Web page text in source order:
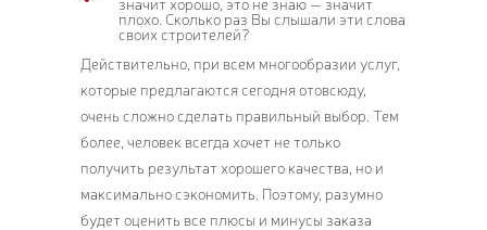
плохо. Сколько раз Вы слышали эти слова
своих строителей?
Действительно, при всем многообразии услуг,
которые предлагаются сегодня отовсюду,
очень сложно сделать правильный выбор. Тем
более, человек всегда хочет не только
получить результат хорошего качества, но и
максимально сэкономить. Поэтому, разумно
будет оценить все плюсы и минусы заказа